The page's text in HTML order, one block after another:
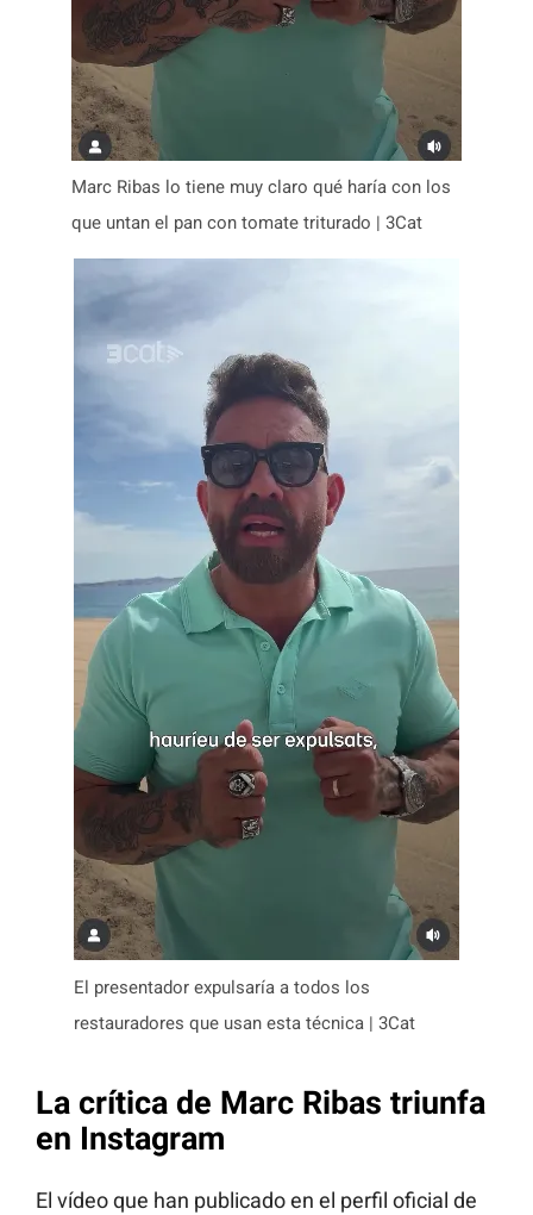
Marc Ribas lo tiene muy claro qué haría con los
que untan el pan con tomate triturado | 3Cat
El presentador expulsaría a todos los
restauradores que usan esta técnica | 3Cat
La crítica de Marc Ribas triunfa
en Instagram
El vídeo que han publicado en el perfil oficial de